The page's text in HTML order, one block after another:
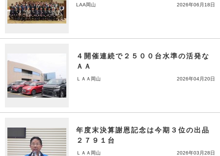
LAA岡山 2026年06月18日
４開催連続で２５００台水準の活発な
ＡＡ
ＬＡＡ岡山 2026年04月20日
年度末決算謝恩記念は今期３位の出品
２７９１台
ＬＡＡ岡山 2026年03月28日